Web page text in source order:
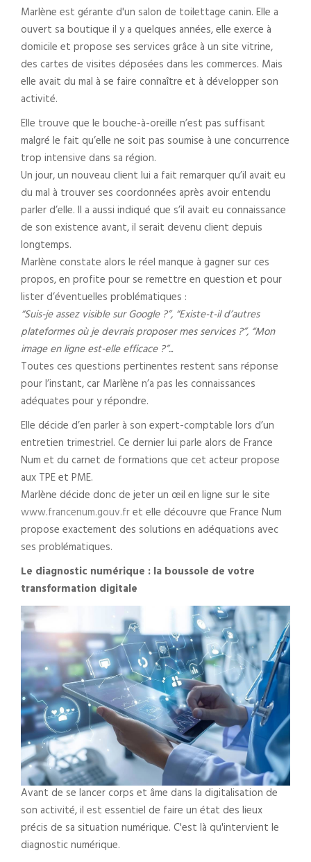
Marlène est gérante d'un salon de toilettage canin. Elle a
ouvert sa boutique il y a quelques années, elle exerce à
domicile et propose ses services grâce à un site vitrine,
des cartes de visites déposées dans les commerces. Mais
elle avait du mal à se faire connaître et à développer son
activité.
Elle trouve que le bouche-à-oreille n’est pas suffisant
malgré le fait qu’elle ne soit pas soumise à une concurrence
trop intensive dans sa région.
Un jour, un nouveau client lui a fait remarquer qu’il avait eu
du mal à trouver ses coordonnées après avoir entendu
parler d’elle. Il a aussi indiqué que s’il avait eu connaissance
de son existence avant, il serait devenu client depuis
longtemps.
Marlène constate alors le réel manque à gagner sur ces
propos, en profite pour se remettre en question et pour
lister d’éventuelles problématiques :
“Suis-je assez visible sur Google ?”, “Existe-t-il d’autres
plateformes où je devrais proposer mes services ?”, “Mon
image en ligne est-elle efficace ?”...
Toutes ces questions pertinentes restent sans réponse
pour l’instant, car Marlène n’a pas les connaissances
adéquates pour y répondre.
Elle décide d’en parler à son expert-comptable lors d’un
entretien trimestriel. Ce dernier lui parle alors de France
Num et du carnet de formations que cet acteur propose
aux TPE et PME.
Marlène décide donc de jeter un œil en ligne sur le site
www.francenum.gouv.fret elle découvre que France Num
propose exactement des solutions en adéquations avec
ses problématiques.
Le diagnostic numérique : la boussole de votre
transformation digitale
Avant de se lancer corps et âme dans la digitalisation de
son activité, il est essentiel de faire un état des lieux
précis de sa situation numérique. C'est là qu'intervient le
diagnostic numérique.